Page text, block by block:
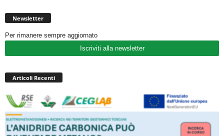
Newsletter
Per rimanere sempre aggiornato
Iscriviti alla newsletter
Articoli Recenti